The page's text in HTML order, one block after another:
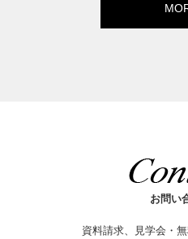
お問い
資料請求、見学会・